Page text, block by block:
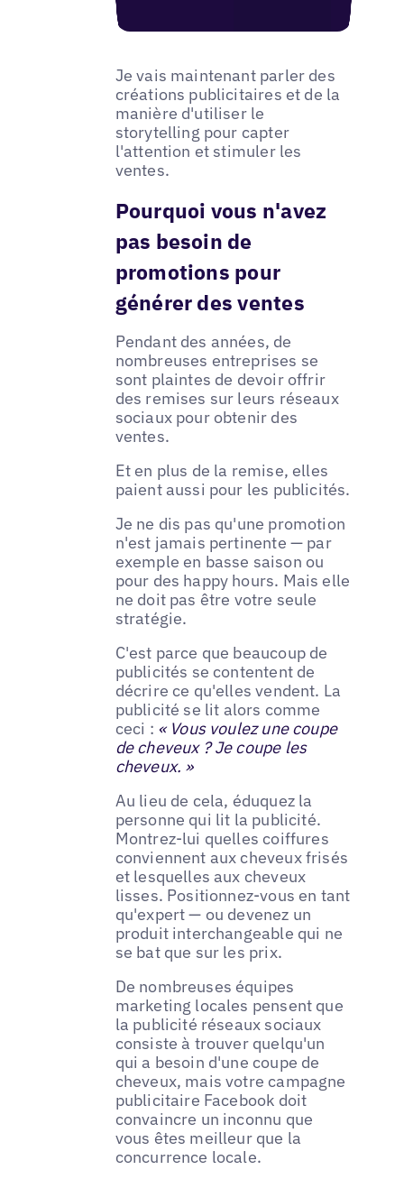
Je vais maintenant parler des
créations publicitaires et de la
manière d'utiliser le
storytelling pour capter
l'attention et stimuler les
ventes.
Pourquoi vous n'avez
pas besoin de
promotions pour
générer des ventes
Pendant des années, de
nombreuses entreprises se
sont plaintes de devoir offrir
des remises sur leurs réseaux
sociaux pour obtenir des
ventes.
Et en plus de la remise, elles
paient aussi pour les publicités.
Je ne dis pas qu'une promotion
n'est jamais pertinente — par
exemple en basse saison ou
pour des happy hours. Mais elle
ne doit pas être votre seule
stratégie.
C'est parce que beaucoup de
publicités se contentent de
décrire ce qu'elles vendent. La
publicité se lit alors comme
ceci : « Vous voulez une coupe
de cheveux ? Je coupe les
cheveux. »
Au lieu de cela, éduquez la
personne qui lit la publicité.
Montrez-lui quelles coiffures
conviennent aux cheveux frisés
et lesquelles aux cheveux
lisses. Positionnez-vous en tant
qu'expert — ou devenez un
produit interchangeable qui ne
se bat que sur les prix.
De nombreuses équipes
marketing locales pensent que
la publicité réseaux sociaux
consiste à trouver quelqu'un
qui a besoin d'une coupe de
cheveux, mais votre campagne
publicitaire Facebook doit
convaincre un inconnu que
vous êtes meilleur que la
concurrence locale.